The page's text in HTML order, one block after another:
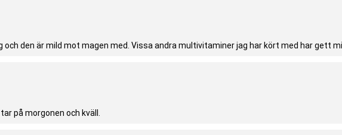
och den är mild mot magen med. Vissa andra multivitaminer jag har kört med har gett
på morgonen och kväll.